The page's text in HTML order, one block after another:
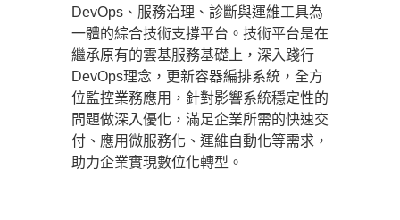
DevOps、服務治理、診斷與運維工具為
一體的綜合技術支撐平台。技術平台是在
繼承原有的雲基服務基礎上，深入踐行
DevOps理念，更新容器編排系統，全方
位監控業務應用，針對影響系統穩定性的
問題做深入優化，滿足企業所需的快速交
付、應用微服務化、運維自動化等需求，
助力企業實現數位化轉型。